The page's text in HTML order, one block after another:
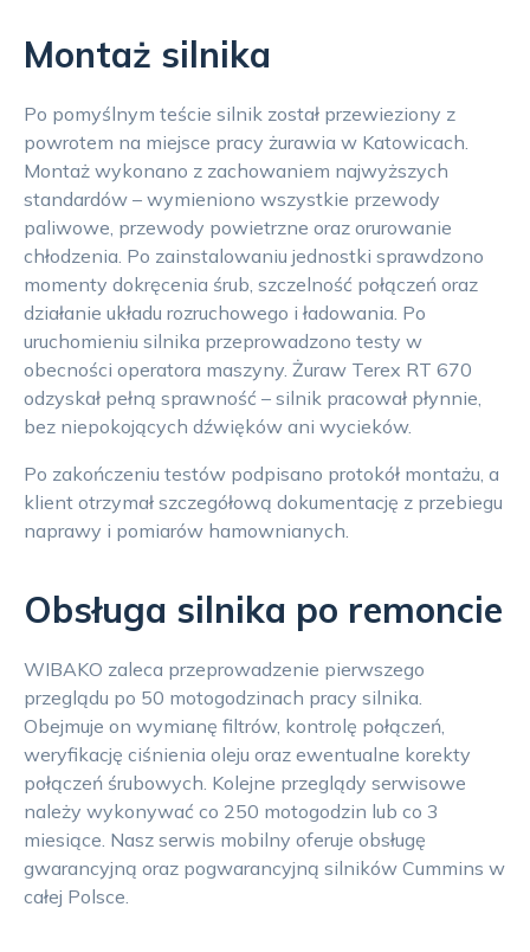
Montaż silnika
Po pomyślnym teście silnik został przewieziony z
powrotem na miejsce pracy żurawia w Katowicach.
Montaż wykonano z zachowaniem najwyższych
standardów – wymieniono wszystkie przewody
paliwowe, przewody powietrzne oraz orurowanie
chłodzenia. Po zainstalowaniu jednostki sprawdzono
momenty dokręcenia śrub, szczelność połączeń oraz
działanie układu rozruchowego i ładowania. Po
uruchomieniu silnika przeprowadzono testy w
obecności operatora maszyny. Żuraw Terex RT 670
odzyskał pełną sprawność – silnik pracował płynnie,
bez niepokojących dźwięków ani wycieków.
Po zakończeniu testów podpisano protokół montażu, a
klient otrzymał szczegółową dokumentację z przebiegu
naprawy i pomiarów hamownianych.
Obsługa silnika po remoncie
WIBAKO zaleca przeprowadzenie pierwszego
przeglądu po 50 motogodzinach pracy silnika.
Obejmuje on wymianę filtrów, kontrolę połączeń,
weryfikację ciśnienia oleju oraz ewentualne korekty
połączeń śrubowych. Kolejne przeglądy serwisowe
należy wykonywać co 250 motogodzin lub co 3
miesiące. Nasz serwis mobilny oferuje obsługę
gwarancyjną oraz pogwarancyjną silników Cummins w
całej Polsce.